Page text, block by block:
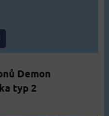
Demon
typ 2